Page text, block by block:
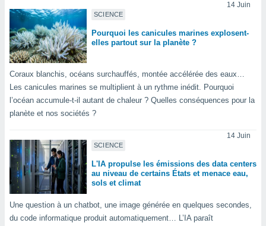
les
utiliser
le
de
par
et
et du
études
SCIENCE
14 Juin
Pourquoi les canicules marines explosent-
elles partout sur la planète ?
Coraux blanchis, océans surchauffés, montée accélérée des eaux…
Les canicules marines se multiplient à un rythme inédit. Pourquoi
l’océan accumule-t-il autant de chaleur ? Quelles conséquences pour la
planète et nos sociétés ?
SCIENCE
14 Juin
L'IA propulse les émissions des data centers
au niveau de certains États et menace eau,
sols et climat
Une question à un chatbot, une image générée en quelques secondes,
du code informatique produit automatiquement… L’IA paraît